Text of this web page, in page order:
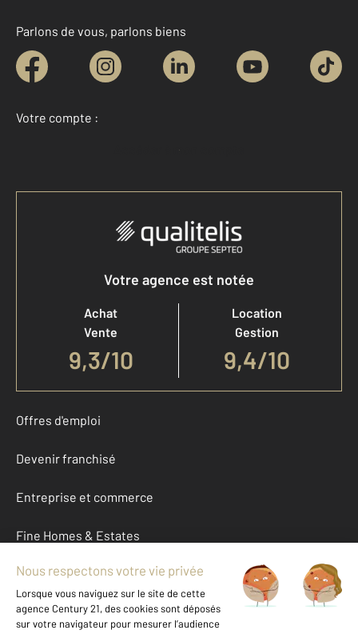
Parlons de vous, parlons biens
Votre compte :
Accéder à mon compte
Votre agence est notée
Achat
Vente
9,3/10
Location
Gestion
9,4/10
Offres d'emploi
Devenir franchisé
Entreprise et commerce
Fine Homes & Estates
À propos
International